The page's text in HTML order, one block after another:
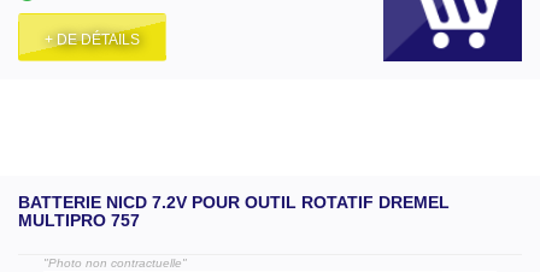
+ DE DÉTAILS
BATTERIE NICD 7.2V POUR OUTIL ROTATIF DREMEL
MULTIPRO 757
"Photo non contractuelle"